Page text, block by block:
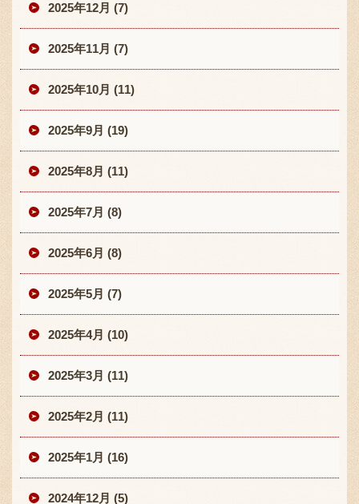
2025年12月 (7)
2025年11月 (7)
2025年10月 (11)
2025年9月 (19)
2025年8月 (11)
2025年7月 (8)
2025年6月 (8)
2025年5月 (7)
2025年4月 (10)
2025年3月 (11)
2025年2月 (11)
2025年1月 (16)
2024年12月 (5)